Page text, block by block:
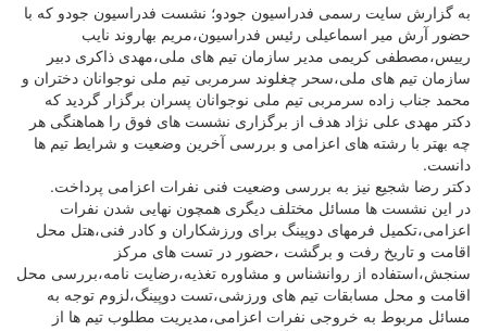
به گزارش سایت رسمی فدراسیون جودو؛ نشست فدراسیون جودو که با
حضور آرش میر اسماعیلی رئیس فدراسیون،مریم بهاروند نایب
رییس،مصطفی کریمی مدیر سازمان تیم های ملی،مهدی ذاکری دبیر
سازمان تیم های ملی،سحر چغلوند سرمربی تیم ملی نوجوانان دختران و
محمد جناب زاده سرمربی تیم ملی نوجوانان پسران برگزار گردید که
دکتر مهدی علی نژاد هدف از برگزاری نشست های فوق را هماهنگی هر
چه بهتر با رشته های اعزامی و بررسی آخرین وضعیت و شرایط تیم ها
دانست.
دکتر رضا شجیع نیز به بررسی وضعیت فنی نفرات اعزامی پرداخت.
در این نشست ها مسائل مختلف دیگری همچون نهایی شدن نفرات
اعزامی،تکمیل فرمهای دوپینگ برای ورزشکاران و کادر فنی،هتل محل
اقامت و تاریخ رفت و برگشت ،حضور در تست های مرکز
سنجش،استفاده از روانشناس و مشاوره تغذیه،رضایت نامه،بررسی محل
اقامت و محل مسابقات تیم های ورزشی،تست دوپینگ،لزوم توجه به
مسائل مربوط به خروجی نفرات اعزامی،مدیریت مطلوب تیم ها از